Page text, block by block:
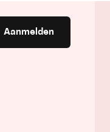
Aanmelden